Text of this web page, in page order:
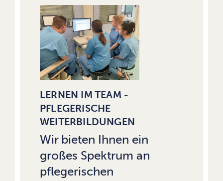
LERNEN IM TEAM -
PFLEGERISCHE
WEITERBILDUNGEN
Wir bieten Ihnen ein
großes Spektrum an
pflegerischen